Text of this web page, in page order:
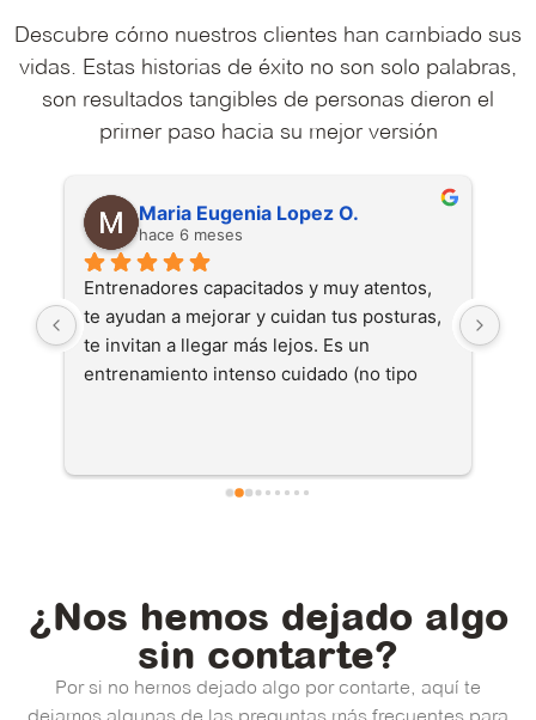
Descubre cómo nuestros clientes han cambiado sus
vidas. Estas historias de éxito no son solo palabras,
son resultados tangibles de personas dieron el
primer paso hacia su mejor versión
Miguel Amengual R.
hace 6 meses
familiar, buenos coaches, y entrenos
divertidos e intensos!
¿Nos hemos dejado algo
sin contarte?
Por si no hemos dejado algo por contarte, aquí te